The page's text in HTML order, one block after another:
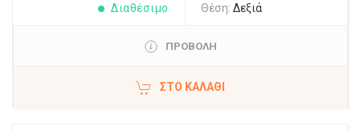
Διαθέσιμο Θέση: Δεξιά
ΠΡΟΒΟΛΗ
ΣΤΟ ΚΑΛΆΘΙ